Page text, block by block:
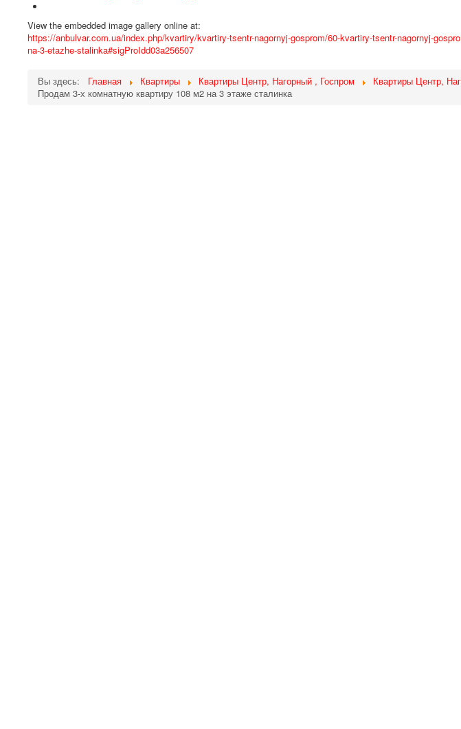
View the embedded image gallery online at:
https://anbulvar.com.ua/index.php/kvartiry/kvartiry-tsentr-nagornyj-gosprom/60-kvartiry-tsentr-nagornyj-
na-3-etazhe-stalinka#sigProIdd03a256507
Вы здесь: Главная Квартиры Квартиры Центр, Нагорный , Госпром
Квартиры Центр,
Продам 3-х комнатную квартиру 108 м2 на 3 этаже сталинка